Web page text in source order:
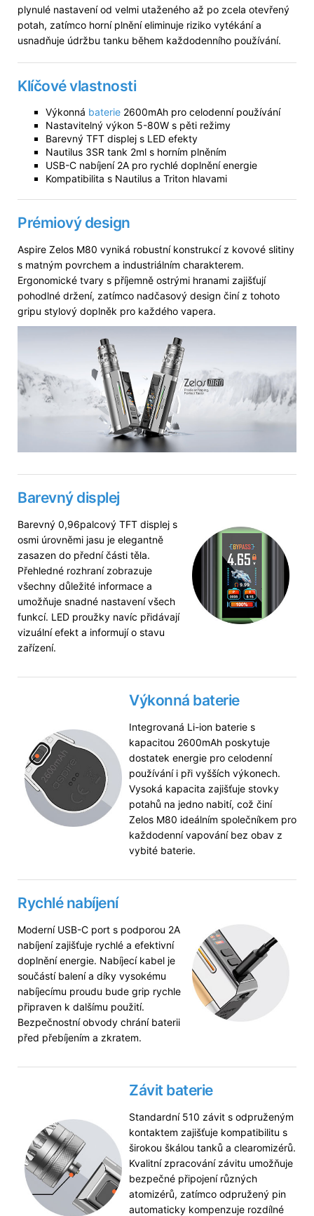
plynulé nastavení od velmi utaženého až po zcela otevřený
potah, zatímco horní plnění eliminuje riziko vytékání a
usnadňuje údržbu tanku během každodenního používání.
Klíčové vlastnosti
Výkonná baterie 2600mAh pro celodenní používání
Nastavitelný výkon 5-80W s pěti režimy
Barevný TFT displej s LED efekty
Nautilus 3SR tank 2ml s horním plněním
USB-C nabíjení 2A pro rychlé doplnění energie
Kompatibilita s Nautilus a Triton hlavami
Prémiový design
Aspire Zelos M80 vyniká robustní konstrukcí z kovové slitiny
s matným povrchem a industriálním charakterem.
Ergonomické tvary s příjemně ostrými hranami zajišťují
pohodlné držení, zatímco nadčasový design činí z tohoto
gripu stylový doplněk pro každého vapera.
Barevný displej
Barevný 0,96palcový TFT displej s
osmi úrovněmi jasu je elegantně
zasazen do přední části těla.
Přehledné rozhraní zobrazuje
všechny důležité informace a
umožňuje snadné nastavení všech
funkcí. LED proužky navíc přidávají
vizuální efekt a informují o stavu
zařízení.
Výkonná baterie
Integrovaná Li-ion baterie s
kapacitou 2600mAh poskytuje
dostatek energie pro celodenní
používání i při vyšších výkonech.
Vysoká kapacita zajišťuje stovky
potahů na jedno nabití, což činí
Zelos M80 ideálním společníkem pro
každodenní vapování bez obav z
vybité baterie.
Rychlé nabíjení
Moderní USB-C port s podporou 2A
nabíjení zajišťuje rychlé a efektivní
doplnění energie. Nabíjecí kabel je
součástí balení a díky vysokému
nabíjecímu proudu bude grip rychle
připraven k dalšímu použití.
Bezpečnostní obvody chrání baterii
před přebíjením a zkratem.
Závit baterie
Standardní 510 závit s odpruženým
kontaktem zajišťuje kompatibilitu s
širokou škálou tanků a clearomizérů.
Kvalitní zpracování závitu umožňuje
bezpečné připojení různých
atomizérů, zatímco odpružený pin
automaticky kompenzuje rozdílné